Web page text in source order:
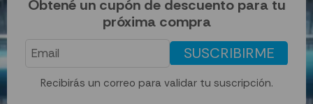
Obtené un cupón de descuento para tu
próxima compra
SUSCRIBIRME
Recibirás un correo para validar tu suscripción.